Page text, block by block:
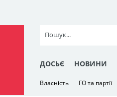
ДОСЬЄ НОВИНИ
Власність ГО та партії